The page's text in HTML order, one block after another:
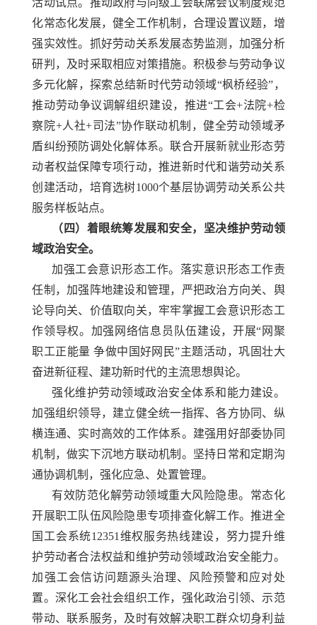
化常态化发展，健全工作机制，合理设置议题，增
强实效性。抓好劳动关系发展态势监测，加强分析
研判，及时采取相应对策措施。积极参与劳动争议
多元化解，探索总结新时代劳动领域“枫桥经验”，
推动劳动争议调解组织建设，推进“工会+法院+检
察院+人社+司法”协作联动机制，健全劳动领域矛
盾纠纷预防调处化解体系。联合开展新就业形态劳
动者权益保障专项行动，推进新时代和谐劳动关系
创建活动，培育选树1000个基层协调劳动关系公共
服务样板站点。
（四）着眼统筹发展和安全，坚决维护劳动领
域政治安全。
加强工会意识形态工作。落实意识形态工作责
任制，加强阵地建设和管理，严把政治方向关、舆
论导向关、价值取向关，牢牢掌握工会意识形态工
作领导权。加强网络信息员队伍建设，开展“网聚
职工正能量 争做中国好网民”主题活动，巩固壮大
奋进新征程、建功新时代的主流思想舆论。
强化维护劳动领域政治安全体系和能力建设。
加强组织领导，建立健全统一指挥、各方协同、纵
横连通、实时高效的工作体系。建强用好部委协同
机制，做实下沉地方联动机制。坚持日常和定期沟
通协调机制，强化应急、处置管理。
有效防范化解劳动领域重大风险隐患。常态化
开展职工队伍风险隐患专项排查化解工作。推进全
国工会系统12351维权服务热线建设，努力提升维
护劳动者合法权益和维护劳动领域政治安全能力。
加强工会信访问题源头治理、风险预警和应对处
置。深化工会社会组织工作，强化政治引领、示范
带动、联系服务，及时有效解决职工群众切身利益